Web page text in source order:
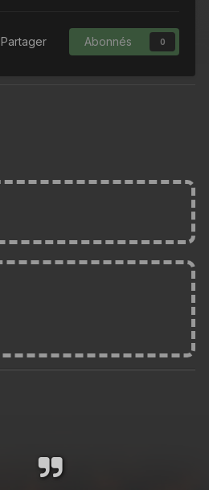
Partager Abonnés 0